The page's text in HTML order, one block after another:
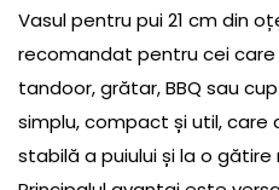
Vasul pentru pui 21 cm din
recomandat pentru cei
tandoor, grătar, BBQ sau
simplu, compact și util, care
stabilă a puiului și la o gătire